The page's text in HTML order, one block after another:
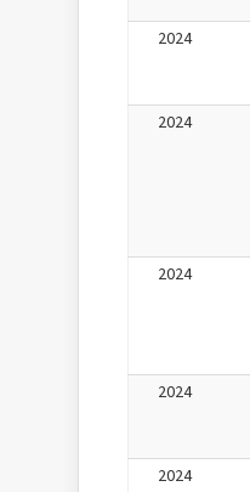
2024
2024
2024
2024
2024